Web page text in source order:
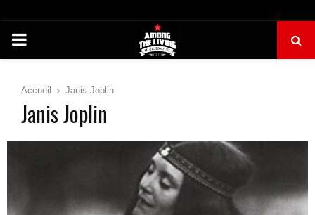
PRIMARY
Accueil Janis Joplin
Janis Joplin